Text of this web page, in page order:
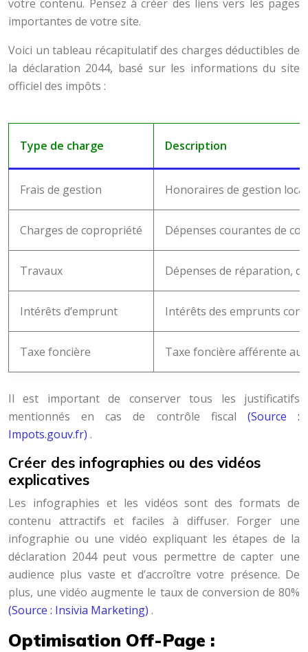
votre contenu. Pensez à créer des liens vers les pages
importantes de votre site.
Voici un tableau récapitulatif des charges déductibles de
la déclaration 2044, basé sur les informations du site
officiel des impôts :
Type de charge Description
Frais de gestion Honoraires de gestion
Charges de copropriété Dépenses courantes de
Travaux Dépenses de réparation,
Intérêts d’emprunt Intérêts des emprunts
Taxe foncière Taxe foncière afférente au
Il est important de conserver tous les justificatifs
mentionnés en cas de contrôle fiscal (Source :
Impots.gouv.fr) .
Créer des infographies ou des vidéos
explicatives
Les infographies et les vidéos sont des formats de
contenu attractifs et faciles à diffuser. Forger une
infographie ou une vidéo expliquant les étapes de la
déclaration 2044 peut vous permettre de capter une
audience plus vaste et d’accroître votre présence. De
plus, une vidéo augmente le taux de conversion de 80%
(Source : Insivia Marketing) .
Optimisation Off-Page :